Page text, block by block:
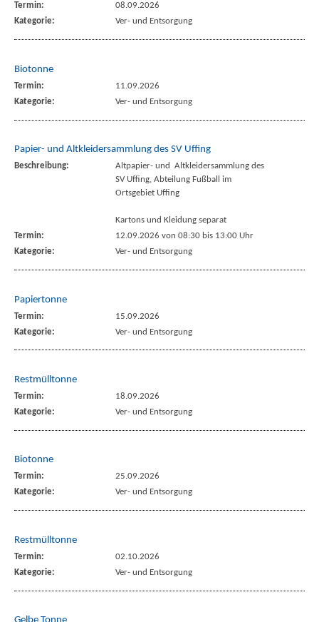
Termin:
08.09.2026
Kategorie:
Ver- und Entsorgung
Biotonne
Termin:
11.09.2026
Kategorie:
Ver- und Entsorgung
Papier- und Altkleidersammlung des SV Uffing
Beschreibung:
Altpapier- und Altkleidersammlung des
SV Uffing, Abteilung Fußball im
Ortsgebiet Uffing
Kartons und Kleidung separat
Termin:
12.09.2026 von 08:30bis 13:00 Uhr
Kategorie:
Ver- und Entsorgung
Papiertonne
Termin:
15.09.2026
Kategorie:
Ver- und Entsorgung
Restmülltonne
Termin:
18.09.2026
Kategorie:
Ver- und Entsorgung
Biotonne
Termin:
25.09.2026
Kategorie:
Ver- und Entsorgung
Restmülltonne
Termin:
02.10.2026
Kategorie:
Ver- und Entsorgung